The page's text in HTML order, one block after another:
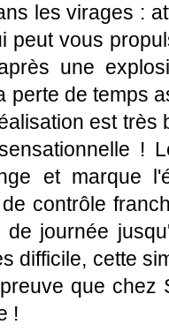
les virages :
peut vous
une
perte de temps
est très
!
et marque
contrôle
de journée
difficile, cette
que chez
!